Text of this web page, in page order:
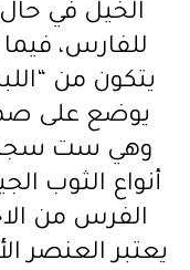
الخيل في
للفارس،
يتكون من
يوضع على
وهي ست
أنواع الثوب
الفرس من
يعتبر العنصر